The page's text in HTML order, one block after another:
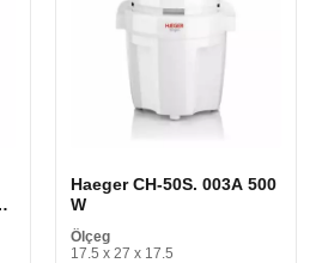
Haeger CH-50S. 003A 500
W
Ölçeg
17.5 x 27 x 17.5